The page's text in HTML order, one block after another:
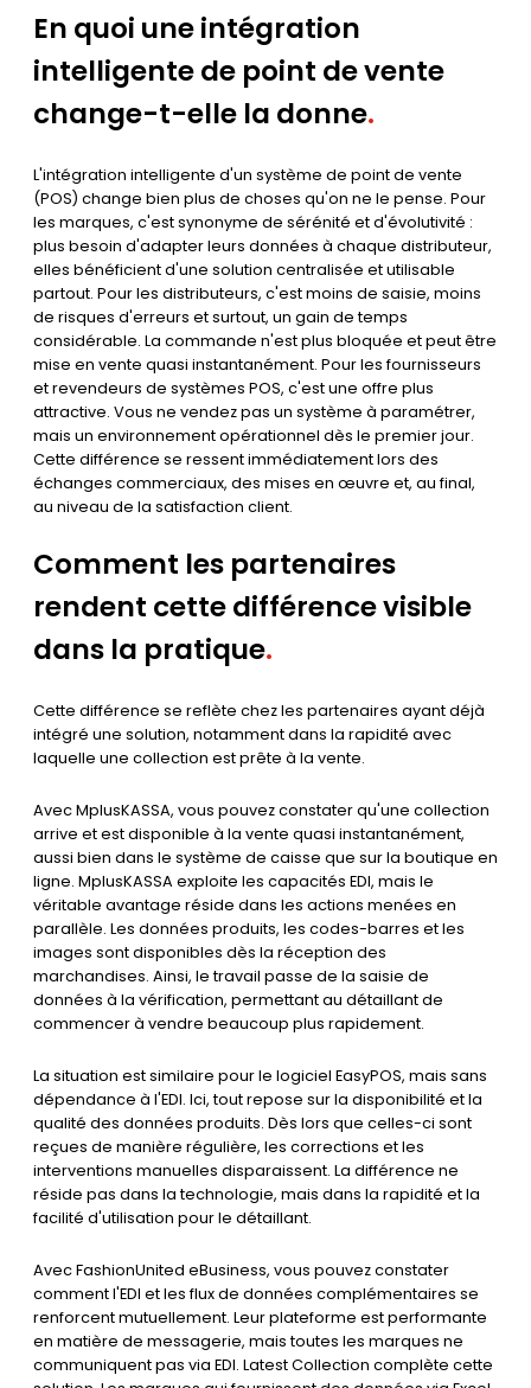
En quoi une intégration
intelligente de point de vente
change-t-elle la donne.
L'intégration intelligente d'un système de point de vente
(POS) change bien plus de choses qu'on ne le pense. Pour
les marques, c'est synonyme de sérénité et d'évolutivité :
plus besoin d'adapter leurs données à chaque distributeur,
elles bénéficient d'une solution centralisée et utilisable
partout. Pour les distributeurs, c'est moins de saisie, moins
de risques d'erreurs et surtout, un gain de temps
considérable. La commande n'est plus bloquée et peut être
mise en vente quasi instantanément. Pour les fournisseurs
et revendeurs de systèmes POS, c'est une offre plus
attractive. Vous ne vendez pas un système à paramétrer,
mais un environnement opérationnel dès le premier jour.
Cette différence se ressent immédiatement lors des
échanges commerciaux, des mises en œuvre et, au final,
au niveau de la satisfaction client.
Comment les partenaires
rendent cette différence visible
dans la pratique.
Cette différence se reflète chez les partenaires ayant déjà
intégré une solution, notamment dans la rapidité avec
laquelle une collection est prête à la vente.
Avec MplusKASSA, vous pouvez constater qu'une collection
arrive et est disponible à la vente quasi instantanément,
aussi bien dans le système de caisse que sur la boutique en
ligne. MplusKASSA exploite les capacités EDI, mais le
véritable avantage réside dans les actions menées en
parallèle. Les données produits, les codes-barres et les
images sont disponibles dès la réception des
marchandises. Ainsi, le travail passe de la saisie de
données à la vérification, permettant au détaillant de
commencer à vendre beaucoup plus rapidement.
La situation est similaire pour le logiciel EasyPOS, mais sans
dépendance à l'EDI. Ici, tout repose sur la disponibilité et la
qualité des données produits. Dès lors que celles-ci sont
reçues de manière régulière, les corrections et les
interventions manuelles disparaissent. La différence ne
réside pas dans la technologie, mais dans la rapidité et la
facilité d'utilisation pour le détaillant.
Avec FashionUnited eBusiness, vous pouvez constater
comment l'EDI et les flux de données complémentaires se
renforcent mutuellement. Leur plateforme est performante
en matière de messagerie, mais toutes les marques ne
communiquent pas via EDI. Latest Collection complète cette